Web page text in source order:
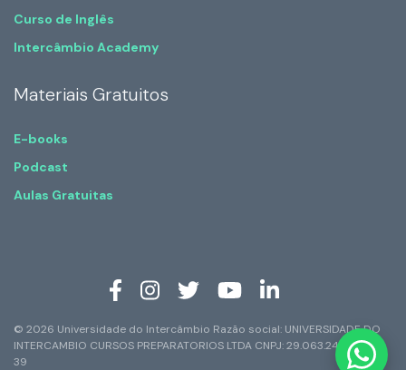
Curso de Inglês
Intercâmbio Academy
Materiais Gratuitos
E-books
Podcast
Aulas Gratuitas
© 2026 Universidade do Intercâmbio Razão social: UNIVERSIDADE DO
INTERCAMBIO CURSOS PREPARATORIOS LTDA CNPJ: 29.063.247/0001-
39